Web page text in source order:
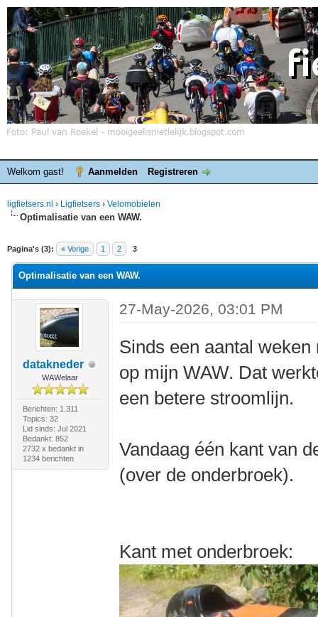
Welkom gast! Aanmelden Registreren
ligfietsers.nl › Ligfietsers › Velomobielen
Optimalisatie van een WAW.
Pagina's (3): « Vorige 1 2 3
waardering is 0
Optimalisatie van een WAW.
datakneder
WAWelaar
Berichten: 1.311
Topics: 32
Lid sinds: Jul 2021
Bedankt: 852
2732 x bedankt in
1234 berichten
27-May-2026, 03:01 PM
Sinds een aantal
op mijn WAW. Dat
een betere stroomlijn.
Vandaag één kant van
(over de onderbroek).
Kant met onderbroek: